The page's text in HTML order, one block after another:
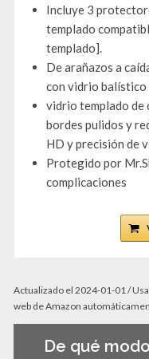
Incluye 3
templado
templado].
De arañazos a
con vidrio balístico
vidrio templado de
bordes pulidos y
HD y precisión de
Protegido por
complicaciones
Actualizado el 2024-01-01 /
web de Amazon
De qué